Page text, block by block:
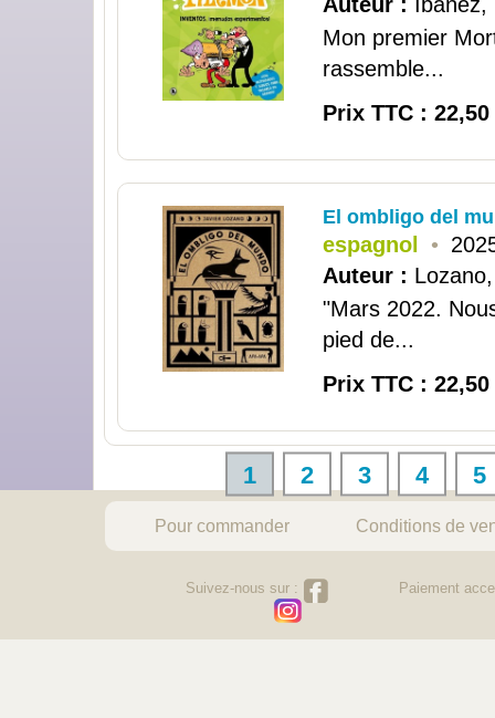
Mon premier
rassemble...
Prix TTC : 22,50
El ombligo del
espagnol •
Auteur :
"Mars 2022.
pied de...
Prix TTC : 22,50
1 2 3 4 5
Pour commander Conditions de
Suivez-nous sur : Paiement